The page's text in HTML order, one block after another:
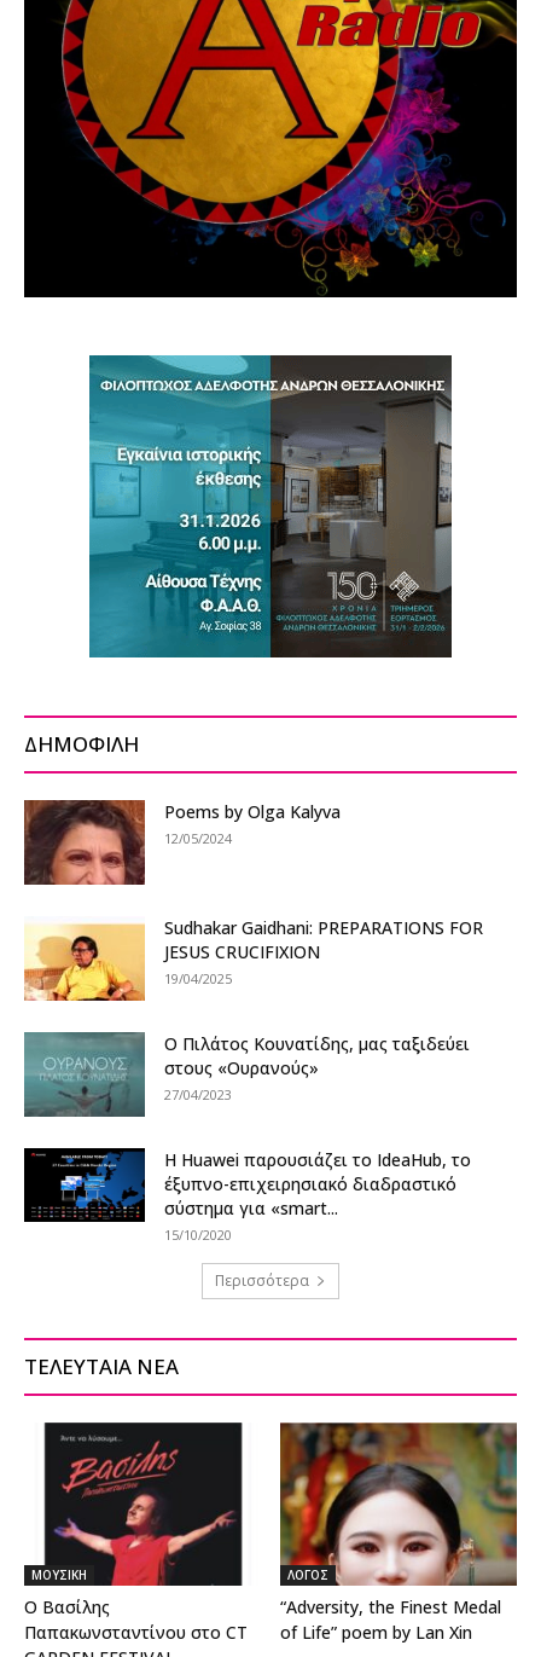
ΔΗΜΟΦΙΛΗ
Poems by Olga Kalyva
12/05/2024
Sudhakar Gaidhani: PREPARATIONS FOR
JESUS CRUCIFIXION
19/04/2025
Ο Πιλάτος Κουνατίδης, μας ταξιδεύει
στους «Ουρανούς»
27/04/2023
Η Huawei παρουσιάζει το IdeaHub, το
έξυπνο-επιχειρησιακό διαδραστικό
σύστημα για «smart...
15/10/2020
Περισσότερα
ΤΕΛΕΥΤΑΙΑ ΝΕΑ
ΜΟΥΣΙΚΗ
Ο Βασίλης
Παπακωνσταντίνου στο CT
ΛΟΓΟΣ
“Adversity, the Finest Medal
of Life” poem by Lan Xin